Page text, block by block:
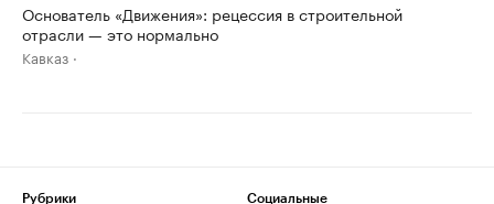
Основатель «Движения»: рецессия в строительной
отрасли — это нормально
Кавказ
Рубрики
Социальные